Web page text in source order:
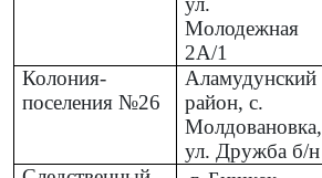
Молодежная
2А/1
Колония-
поселения №26
Аламудунский
район, с.
Молдовановка,
ул. Дружба б/н